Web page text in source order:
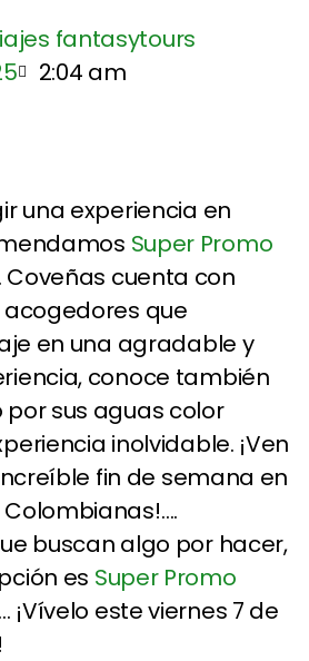
fantasytours
2:04 am
una experiencia en
Super Promo
. Coveñas cuenta con
que
en una agradable y
conoce también
por sus aguas color
inolvidable. ¡Ven
fin de semana en
buscan algo por hacer,
es Super Promo
… ¡Vívelo este viernes 7 de